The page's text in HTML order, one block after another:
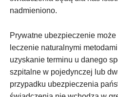
nadmieniono.
Prywatne ubezpieczenie
leczenie naturalnymi
uzyskanie terminu u danego
szpitalne w pojedynczej lub
przypadku ubezpieczenia